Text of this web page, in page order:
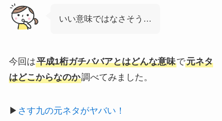
いい意味ではなさそう…
今回は平成1桁ガチババアとはどんな意味で元ネタ
はどこからなのか調べてみました。
▶ さす九の元ネタがヤバい！